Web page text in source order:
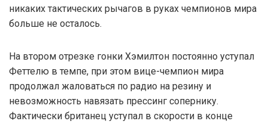
никаких тактических рычагов в руках чемпионов мира
больше не осталось.
На втором отрезке гонки Хэмилтон постоянно уступал
Феттелю в темпе, при этом вице-чемпион мира
продолжал жаловаться по радио на резину и
невозможность навязать прессинг сопернику.
Фактически британец уступал в скорости в конце